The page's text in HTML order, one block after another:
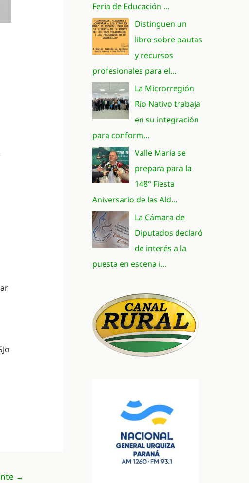
→
Feria de Educación …
Distinguen un
libro sobre pautas
y recursos
profesionales para el…
La Microrregión
Río Nativo trabaja
en su integración
para conform…
Valle María se
prepara para la
148° Fiesta
Aniversario de las Ald…
La Cámara de
Diputados declaró
de interés a la
puesta en escena i…